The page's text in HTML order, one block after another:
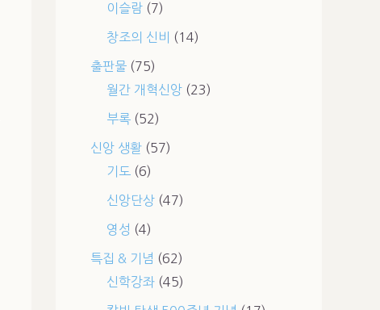
이슬람(7)
창조의 신비 (14)
출판물(75)
월간 개혁신앙(23)
부록(52)
신앙 생활(57)
기도 (6)
신앙단상(47)
영성 (4)
특집 & 기념 (62)
신학강좌(45)